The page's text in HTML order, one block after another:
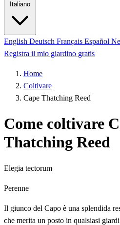
Italiano
English Deutsch Français Español
Registra il mio giardino gratis
Home
Coltivare
Cape Thatching Reed
Come coltivare
Thatching Reed
Elegia tectorum
Perenne
Il giunco del Capo è una splendida
che merita un posto in qualsiasi